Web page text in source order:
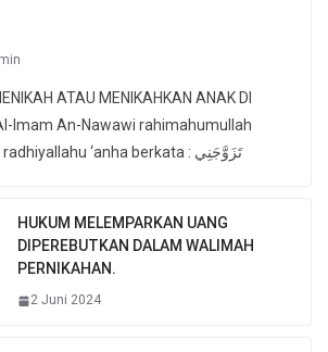
ATAU MENIKAHKAN ANAK DI
Imam An-Nawawi rahimahumullah
Ta’ala Dari Aisyah radhiyallahu ‘anha berkata : تَزَوَّجَنِي
HUKUM MELEMPARKAN UANG
DIPEREBUTKAN DALAM WALIMAH
PERNIKAHAN.
2 Juni 2024